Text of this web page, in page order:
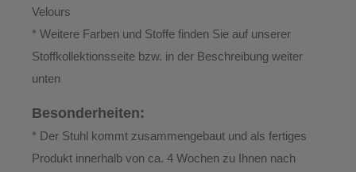
Velours
* Weitere Farben und Stoffe finden Sie auf unserer
Stoffkollektionsseite bzw. in der Beschreibung weiter
unten
Besonderheiten:
* Der Stuhl kommt zusammengebaut und als fertiges
Produkt innerhalb von ca. 4 Wochen zu Ihnen nach